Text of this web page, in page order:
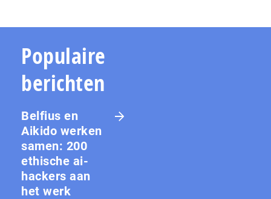
Populaire
berichten
Belfius en
Aikido werken
samen: 200
ethische ai-
hackers aan
het werk